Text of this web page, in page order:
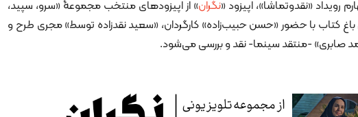
«نقدوتماشا»، اپیزود «نگران» از اپیزودهای منتخب مجموعۀ «سرو، سپید،
کتاب با حضور «حسن حبیب‌زاده» کارگردان، «سعید نقدزاده توسط» مجری طرح و
صابری» -منتقد سینما- نقد و بررسی می‌شود.